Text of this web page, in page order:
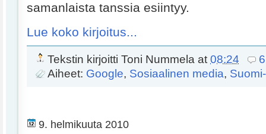
samanlaista tanssia esiintyy.
Lue koko kirjoitus...
Tekstin kirjoitti Toni Nummela at 08:24
Aiheet: Google, Sosiaalinen media,
9. helmikuuta 2010